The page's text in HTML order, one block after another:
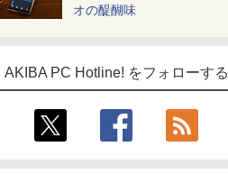
オの醍醐味
AKIBA PC Hotline! をフォローする